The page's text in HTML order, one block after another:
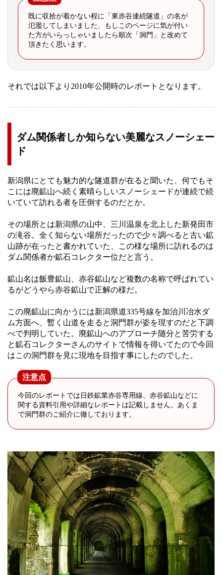
既に収拾が着かない程に「東赤谷連続隧道」の名が
氾濫してしまいました、もしこのページに気が付い
た方がいらっしゃいましたら順次「洞門」と改めて
頂きたく思います。
それでは以下より2010年公開時のレポートとなります。
ダム関係者しか知らない美麗なスノーシェー
ド
新潟県にとても魅力的な隧道群が在ると聞いた、何でもそ
こには廃鉱山へ続く素晴らしいスノーシェードが連続で続
いていて訪れる者を圧倒するのだとか。
その場所とは新潟県の山中、三川温泉を北上した新発田市
の滝谷。全く知らない場所だったので少々調べると古い鉱
山跡が在ったと書かれていた、この様な場所に訪れるのは
ダム関係者か鉱石コレクター位だと言う。
鉱山名は飯豊鉱山、赤谷鉱山など複数の名称で呼ばれてい
るがどうやら赤谷鉱山で正解の様だ。
この廃鉱山に向かうには新潟県道335号線を加治川冶水ダ
ム方面へ、暫く山道を走ると洞門群が姿を現すのだと下調
べで判明していた。廃鉱山へのアプローチ随分と苦労する
と鉱石コレクターさんのサイトで情報を得いてたので今回
はこの洞門群を見に現地を目指す事にしたのでした。
注意点
今回のレポートでは日鉄鉱業赤谷専用線、赤谷鉱山などに
関する資料引用や詳細なレポートは記載しません。あくま
で洞門群のご紹介に徹しております。